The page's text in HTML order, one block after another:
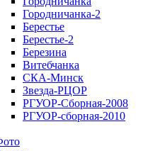
Городничанка-2
Берестье
Берестье-2
Березина
Витебчанка
СКА-Минск
Звезда-РЦОР
РГУОР-Сборная-2008
РГУОР-сборная-2010